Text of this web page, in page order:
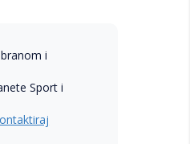
i
Sport i